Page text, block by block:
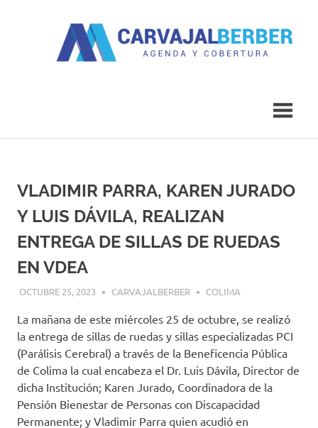
VLADIMIR PARRA, KAREN JURADO
Y LUIS DÁVILA, REALIZAN
ENTREGA DE SILLAS DE RUEDAS
EN VDEA
OCTUBRE 25, 2023 CARVAJALBERBER COLIMA
La mañana de este miércoles 25 de octubre, se realizó
la entrega de sillas de ruedas y sillas especializadas PCI
(Parálisis Cerebral) a través de la Beneficencia Pública
de Colima la cual encabeza el Dr. Luis Dávila, Director de
dicha Institución; Karen Jurado, Coordinadora de la
Pensión Bienestar de Personas con Discapacidad
Permanente; y Vladimir Parra quien acudió en